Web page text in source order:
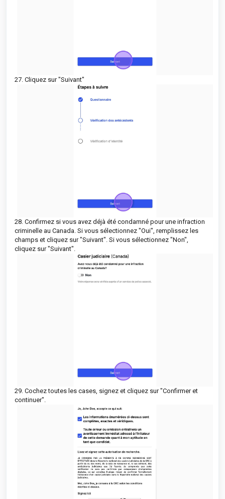
27. Cliquez sur "Suivant"
28. Confirmez si vous avez déjà été condamné pour une infraction
criminelle au Canada. Si vous sélectionnez "Oui", remplissez les
champs et cliquez sur "Suivant". Si vous sélectionnez "Non",
cliquez sur "Suivant".
29. Cochez toutes les cases, signez et cliquez sur "Confirmer et
continuer".